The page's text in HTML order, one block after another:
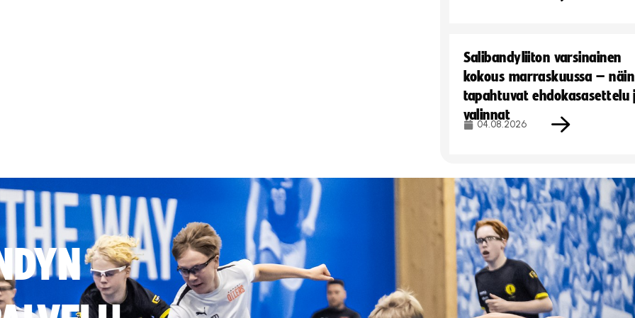
Salibandyliiton varsinainen
kokous marraskuussa – näin
tapahtuvat ehdokasasettelu
valinnat
04.08.2026